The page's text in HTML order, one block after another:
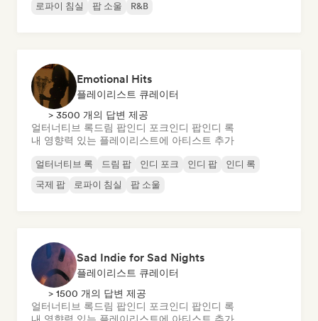
로파이 침실
팝 소울 R&B
Emotional Hits
플레이리스트 큐레이터
> 3500 개의 답변 제공
얼터너티브 록드림 팝인디 포크인디 팝인디 록
내 영향력 있는 플레이리스트에 아티스트 추가
얼터너티브 록 드림 팝 인디 포크 인디 팝
인디 록
국제 팝
로파이 침실 팝 소울
Sad Indie for Sad Nights
플레이리스트 큐레이터
> 1500 개의 답변 제공
얼터너티브 록드림 팝인디 포크인디 팝인디 록